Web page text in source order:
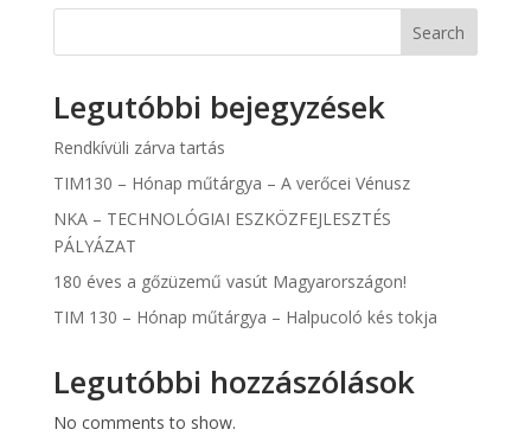
Search
Legutóbbi bejegyzések
Rendkívüli zárva tartás
TIM130 – Hónap műtárgya – A verőcei Vénusz
NKA – TECHNOLÓGIAI ESZKÖZFEJLESZTÉS
PÁLYÁZAT
180 éves a gőzüzemű vasút Magyarországon!
TIM 130 – Hónap műtárgya – Halpucoló kés tokja
Legutóbbi hozzászólások
No comments to show.